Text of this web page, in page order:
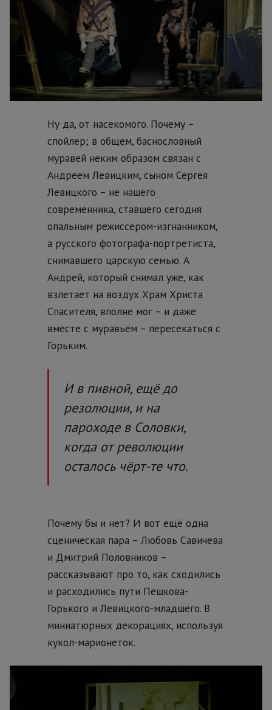
Ну да, от насекомого. Почему –
спойлер; в общем, баснословный
муравей неким образом связан с
Андреем Левицким, сыном Сергея
Левицкого – не нашего
современника, ставшего сегодня
опальным режиссёром-изгнанником,
а русского фотографа-портретиста,
снимавшего царскую семью. А
Андрей, который снимал уже, как
взлетает на воздух Храм Христа
Спасителя, вполне мог – и даже
вместе с муравьём – пересекаться с
Горьким.
И в пивной, ещё до
резолюции, и на
пароходе в Соловки,
когда от революции
осталось чёрт-те что.
Почему бы и нет? И вот ещё одна
сценическая пара – Любовь Савичева
и Дмитрий Половников –
рассказывают про то, как сходились
и расходились пути Пешкова-
Горького и Левицкого-младшего. В
миниатюрных декорациях, используя
кукол-марионеток.